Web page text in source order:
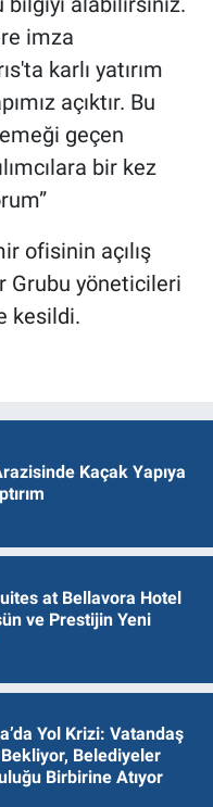
imza
karlı yatırım
açıktır. Bu
geçen
bir kez
ofisinin açılış
Grubu yöneticileri
kesildi.
Kaçak Yapıya
at Bellavora Hotel
ve Prestijin Yeni
Yol Krizi: Vatandaş
Belediyeler
Birbirine Atıyor